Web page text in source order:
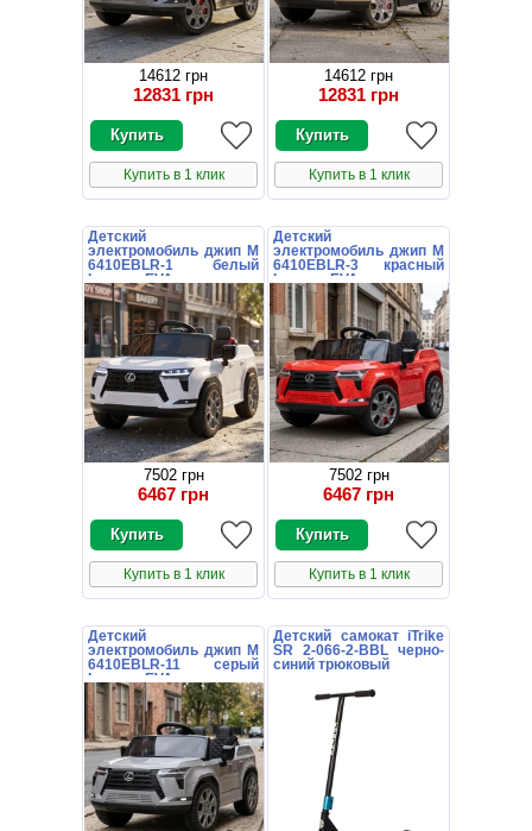
14612 грн
12831 грн
Купить в 1 клик
14612 грн
12831 грн
Купить в 1 клик
Детский
электромобиль джип M
6410EBLR-1 белый
Lexus с EVA колесами
7502 грн
6467 грн
Купить в 1 клик
Детский
электромобиль джип M
6410EBLR-3 красный
Lexus с EVA колесами
7502 грн
6467 грн
Купить в 1 клик
Детский
электромобиль джип M
6410EBLR-11 серый
Lexus с EVA колесами
Детский самокат iTrike
SR 2-066-2-BBL черно-
синий трюковый